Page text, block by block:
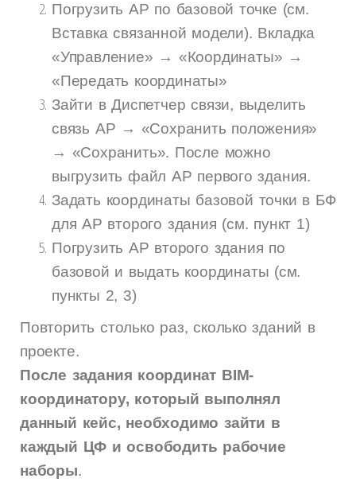
Погрузить АР по базовой точке (см.
Вставка связанной модели). Вкладка
«Управление» → «Координаты» →
«Передать координаты»
Зайти в Диспетчер связи, выделить
связь АР → «Сохранить положения»
→ «Сохранить». После можно
выгрузить файл АР первого здания.
Задать координаты базовой точки в БФ
для АР второго здания (см. пункт 1)
Погрузить АР второго здания по
базовой и выдать координаты (см.
пункты 2, 3)
Повторить столько раз, сколько зданий в
проекте.
После задания координат BIM-
координатору, который выполнял
данный кейс, необходимо зайти в
каждый ЦФ и освободить рабочие
наборы.